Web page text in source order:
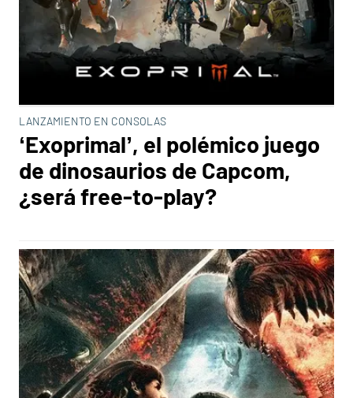
LANZAMIENTO EN CONSOLAS
‘Exoprimal’, el polémico juego
de dinosaurios de Capcom,
¿será free-to-play?